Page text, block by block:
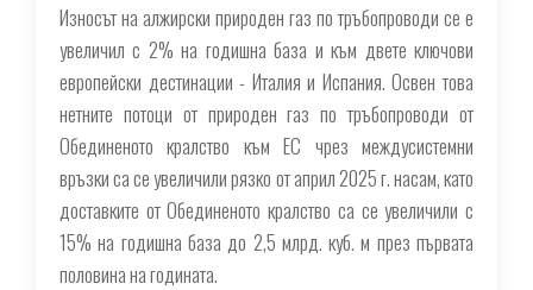
Износът на алжирски природен газ по тръбопроводи се е
увеличил с 2% на годишна база и към двете ключови
европейски дестинации - Италия и Испания. Освен това
нетните потоци от природен газ по тръбопроводи от
Обединеното кралство към ЕС чрез междусистемни
връзки са се увеличили рязко от април 2025 г. насам, като
доставките от Обединеното кралство са се увеличили с
15% на годишна база до 2,5 млрд. куб. м през първата
половина на годината.